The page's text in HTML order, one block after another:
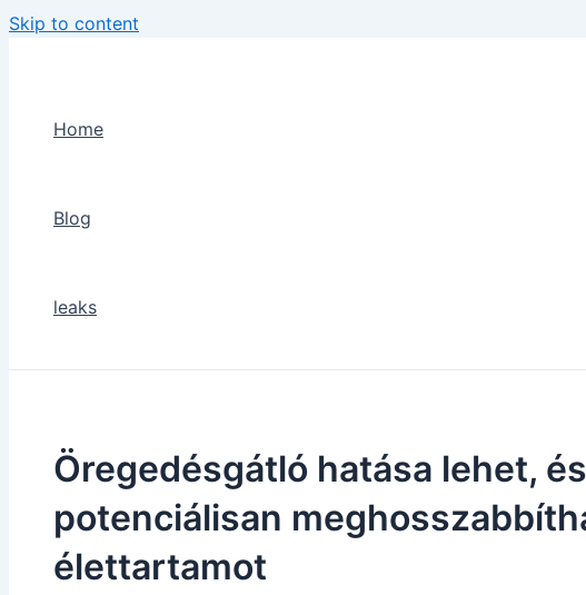
Skip to content
Home
Blog
leaks
Öregedésgátló hatása lehet, és
potenciálisan
élettartamot